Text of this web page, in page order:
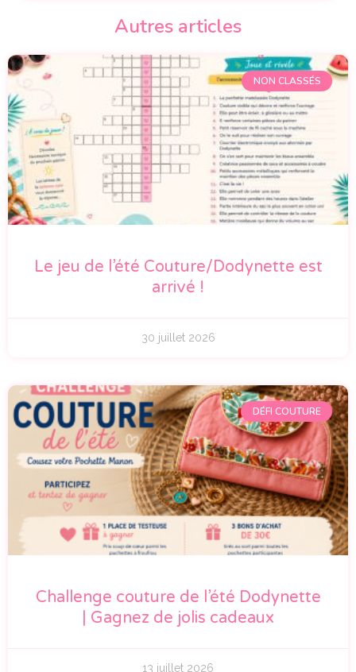
Autres articles
NON CLASSÉS
Le jeu de l’été Couture/Dodynette est
arrivé !
30 juillet 2026
DÉFI COUTURE
Challenge couture de l’été Dodynette
| Gagnez de jolis cadeaux
13 juillet 2026